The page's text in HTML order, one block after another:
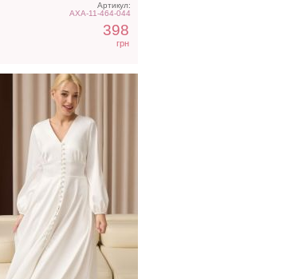
Артикул:
AXA-11-464-044
398
грн
Свадебное длинное
атласное платье с
корсетом и рукавом